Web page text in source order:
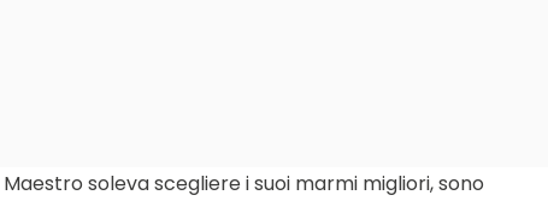
soleva scegliere i suoi marmi migliori, sono